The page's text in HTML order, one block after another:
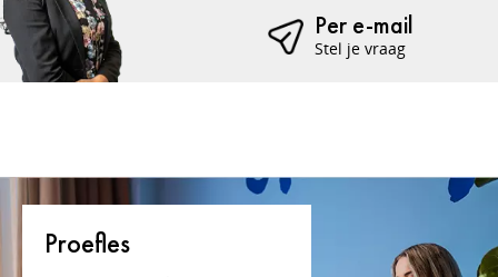
Per e-mail
Stel je vraag
Proefles